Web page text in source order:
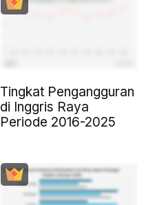
Tingkat Pengangguran
di Inggris Raya
Periode 2016-2025